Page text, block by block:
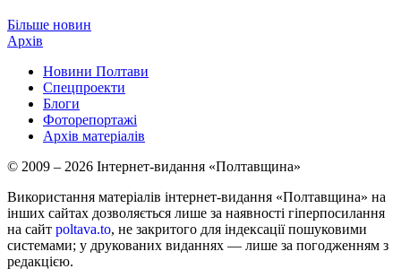
Більше новин
Архів
Новини Полтави
Спецпроекти
Блоги
Фоторепортажі
Архів матеріалів
© 2009 – 2026 Інтернет-видання «Полтавщина»
Використання матеріалів інтернет-видання «Полтавщина» на
інших сайтах дозволяється лише за наявності гіперпосилання
на сайт poltava.to, не закритого для індексації пошуковими
системами; у друкованих виданнях — лише за погодженням з
редакцією.